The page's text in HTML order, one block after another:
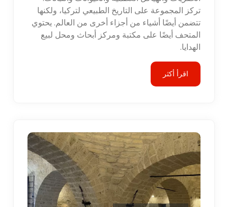
تركز المجموعة على التاريخ الطبيعي لتركيا، ولكنها
تتضمن أيضًا أشياء من أجزاء أخرى من العالم. يحتوي
المتحف أيضًا على مكتبة ومركز أبحاث ومحل لبيع
الهدايا.
اقرأ أكثر